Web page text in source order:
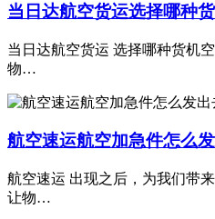
当日达航空货运选择哪种
当日达航空货运 选择哪种货机
物…
航空速运航空加急件怎么
航空速运 出现之后，为我们带
让物…